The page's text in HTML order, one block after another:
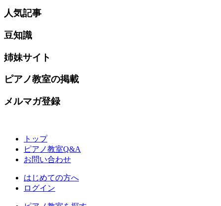
人気記事
豆知識
姉妹サイト
ピアノ教室の掲載
メルマガ登録
トップ
ピアノ教室Q&A
お問い合わせ
はじめての方へ
ログイン